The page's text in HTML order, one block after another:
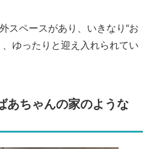
スペースがあり、いきなり“お
ゆったりと迎え入れられてい
あちゃんの家のような